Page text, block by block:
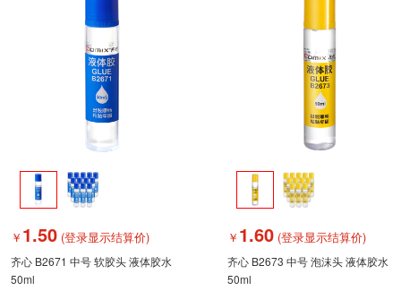
￥ 1.50 (登录显示结算价)
齐心 B2671 中号 软胶头 液体胶水
50ml
￥ 1.60 (登录显示结算价)
齐心 B2673 中号 泡沫头 液体胶水
50ml